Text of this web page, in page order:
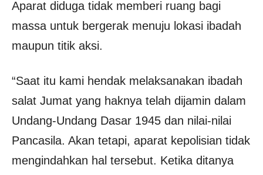
Aparat diduga tidak memberi ruang bagi
massa untuk bergerak menuju lokasi ibadah
maupun titik aksi.
“Saat itu kami hendak melaksanakan ibadah
salat Jumat yang haknya telah dijamin dalam
Undang-Undang Dasar 1945 dan nilai-nilai
Pancasila. Akan tetapi, aparat kepolisian tidak
mengindahkan hal tersebut. Ketika ditanya